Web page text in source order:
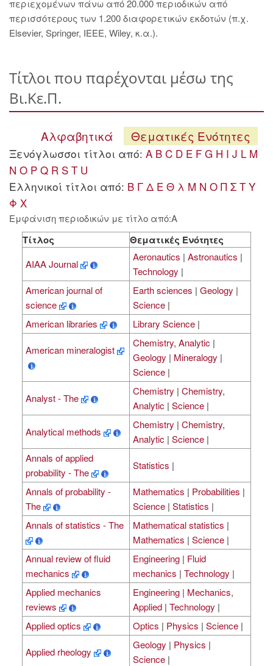
περιεχομένων πάνω από 20.000 περιοδικών από
περισσότερους των 1.200 διαφορετικών εκδοτών (π.χ.
Elsevier, Springer, IEEE, Wiley, κ.α.).
Τίτλοι που παρέχονται μέσω της
Βι.Κε.Π.
Αλφαβητικά Θεματικές Ενότητες
Ξενόγλωσσοι τίτλοι από: A B C D E F G H I J L M
N O P Q R S T U
Ελληνικοί τίτλοι από: Β Γ Δ Ε Θ λ Μ Ν Ο Π Σ Τ Υ
Φ Χ
Εμφάνιση περιοδικών με τίτλο από:A
Τίτλος Θεματικές Ενότητες
AIAA Journal
Aeronautics | Astronautics |
Technology |
American journal of
science
Earth sciences | Geology |
Science |
American libraries
Library Science |
American mineralogist
Chemistry, Analytic |
Geology | Mineralogy |
Science |
Analyst - The
Chemistry | Chemistry,
Analytic | Science |
Analytical methods
Chemistry | Chemistry,
Analytic | Science |
Annals of applied
probability - The
Statistics |
Annals of probability -
The
Mathematics | Probabilities |
Science | Statistics |
Annals of statistics - The
Mathematical statistics |
Mathematics | Science |
Annual review of fluid
mechanics
Engineering | Fluid
mechanics | Technology |
Applied mechanics
reviews
Engineering | Mechanics,
Applied | Technology |
Applied optics
Optics | Physics | Science |
Applied rheology
Geology | Physics |
Science |